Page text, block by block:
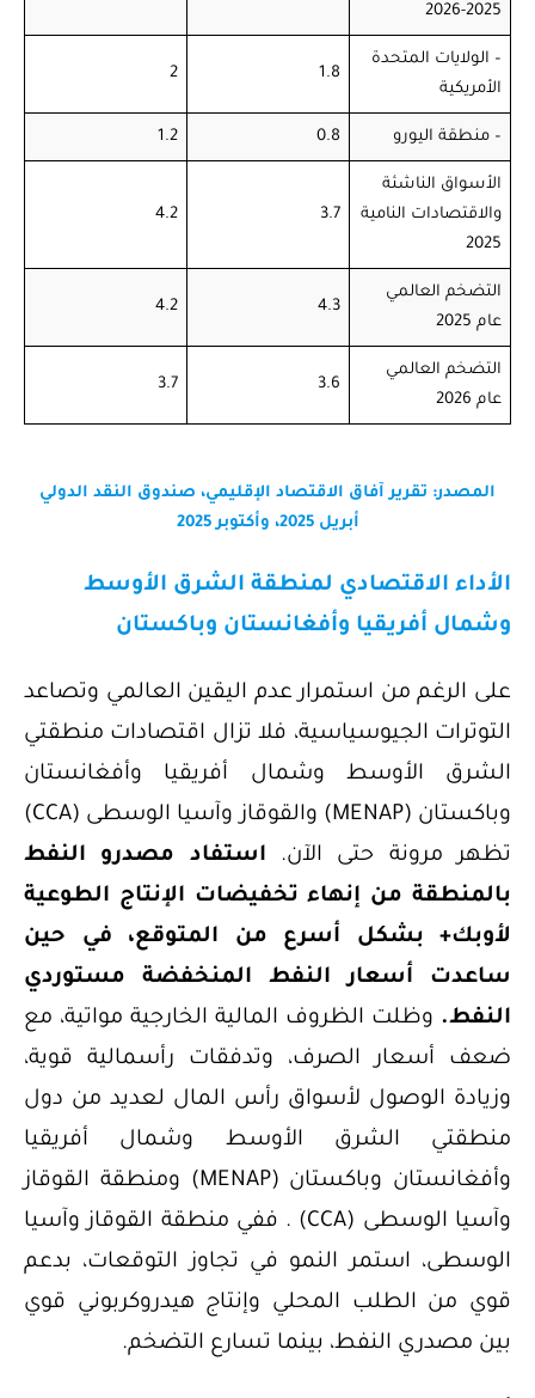
2025-2026
– الولايات المتحدة
الأمريكية
1.8
– منطقة اليورو 0.8
1.2
الأسواق الناشئة
والاقتصادات النامية
2025
3.7
4.2
التضخم العالمي
عام 2025
4.3
4.2
التضخم العالمي
عام 2026
3.6
3.7
المصدر: تقرير آفاق الاقتصاد الإقليمي، صندوق النقد الدولي
أبريل 2025، وأكتوبر 2025
الأداء الاقتصادي لمنطقة الشرق الأوسط
وشمال أفريقيا وأفغانستان وباكستان
على الرغم من استمرار عدم اليقين العالمي وتصاعد
التوترات الجيوسياسية، فلا تزال اقتصادات منطقتي
الشرق الأوسط وشمال أفريقيا وأفغانستان
وباكستان (MENAP) والقوقاز وآسيا الوسطى (CCA)
تظهر مرونة حتى الآن.
استفاد مصدرو النفط
بالمنطقة من إنهاء تخفيضات الإنتاج الطوعية
لأوبك+ بشكل أسرع من المتوقع، في حين
ساعدت أسعار النفط المنخفضة مستوردي
النفط.وظلت الظروف المالية الخارجية مواتية، مع
ضعف أسعار الصرف، وتدفقات رأسمالية قوية،
وزيادة الوصول لأسواق رأس المال لعديد من دول
منطقتي الشرق الأوسط وشمال أفريقيا
وأفغانستان وباكستان (MENAP) ومنطقة القوقاز
وآسيا الوسطى (CCA) . ففي منطقة القوقاز وآسيا
الوسطى، استمر النمو في تجاوز التوقعات، بدعم
قوي من الطلب المحلي وإنتاج هيدروكربوني قوي
بين مصدري النفط، بينما تسارع التضخم.